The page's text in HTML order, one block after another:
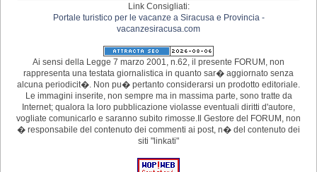
Link Consigliati:
Portale turistico per le vacanze a Siracusa e Provincia -
vacanzesiracusa.com
Ai sensi della Legge 7 marzo 2001, n.62, il presente FORUM, non
rappresenta una testata giornalistica in quanto sar� aggiornato senza
alcuna periodicit�. Non pu� pertanto considerarsi un prodotto editoriale.
Le immagini inserite, non sempre ma in massima parte, sono tratte da
Internet; qualora la loro pubblicazione violasse eventuali diritti d'autore,
vogliate comunicarlo e saranno subito rimosse.Il Gestore del FORUM, non
� responsabile del contenuto dei commenti ai post, n� del contenuto dei
siti "linkati"